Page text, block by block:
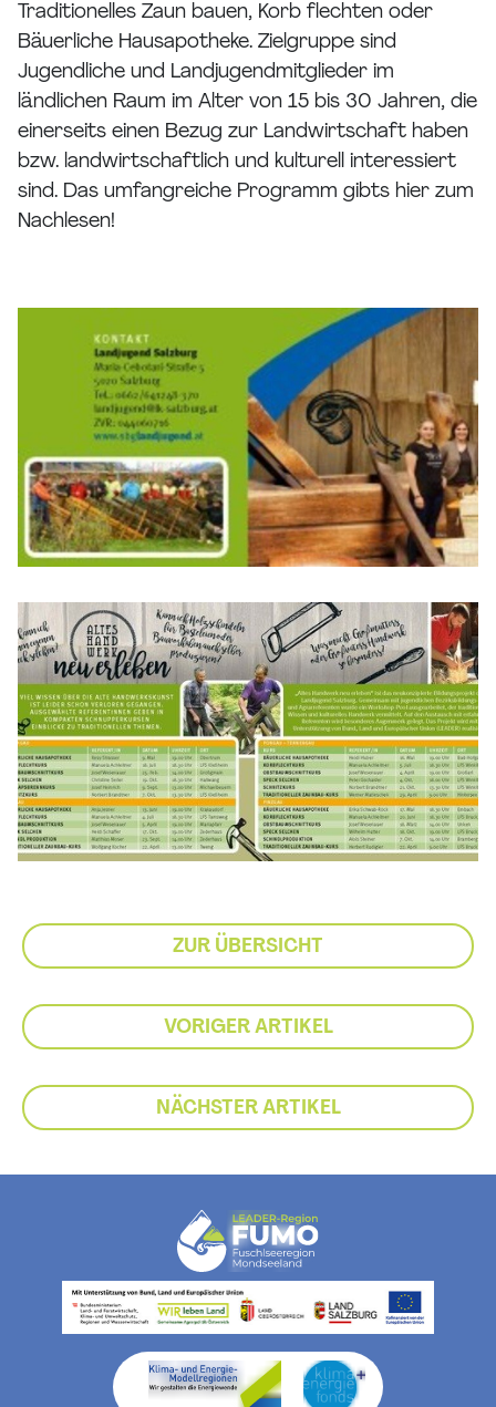
Traditionelles Zaun bauen, Korb flechten oder
Bäuerliche Hausapotheke. Zielgruppe sind
Jugendliche und Landjugendmitglieder im
ländlichen Raum im Alter von 15 bis 30 Jahren, die
einerseits einen Bezug zur Landwirtschaft haben
bzw. landwirtschaftlich und kulturell interessiert
sind. Das umfangreiche Programm gibts hier zum
Nachlesen!
ZUR ÜBERSICHT
VORIGER ARTIKEL
NÄCHSTER ARTIKEL